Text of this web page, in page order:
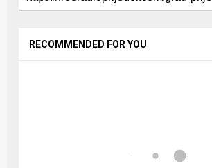
RECOMMENDED FOR YOU